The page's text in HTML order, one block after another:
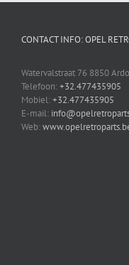
CONTACT INFO: OPEL
Watervalstraat 76 8850
Telefoon:+32.477435905
Mobiel:+32.477435905
E-mail:
Web: